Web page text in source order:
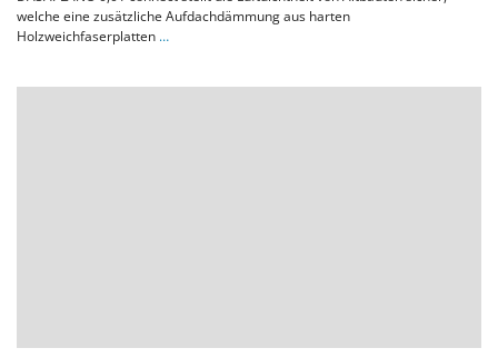
welche eine zusätzliche Aufdachdämmung aus harten
Holzweichfaserplatten …